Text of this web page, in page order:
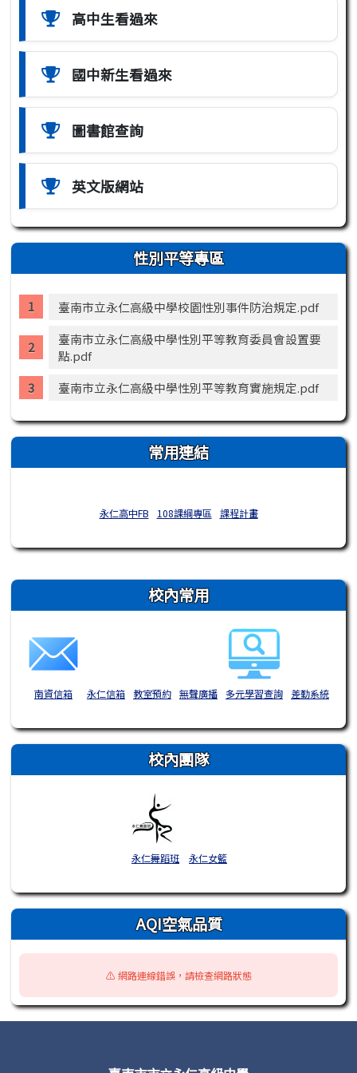
高中生看過來
國中新生看過來
圖書館查詢
英文版網站
性別平等專區
臺南市立永仁高級中學校園性別事件防治規定.pdf
臺南市立永仁高級中學性別平等教育委員會設置要
點.pdf
臺南市立永仁高級中學性別平等教育實施規定.pdf
常用連結
永仁高中FB 108課綱專區 課程計畫
右邊區域內容 校內常用
南資信箱 永仁信箱 教室預約 無聲廣播 多元學習查詢 差勤系統
校內團隊
永仁舞蹈班 永仁女籃
AQI空氣品質
⚠️ 網路連線錯誤，請檢查網路狀態